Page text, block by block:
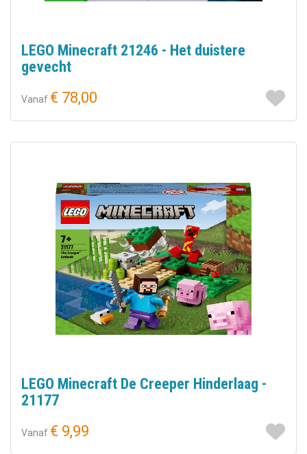
LEGO Minecraft 21246 - Het duistere
gevecht
Vanaf € 78,00
LEGO Minecraft De Creeper Hinderlaag -
21177
Vanaf € 9,99